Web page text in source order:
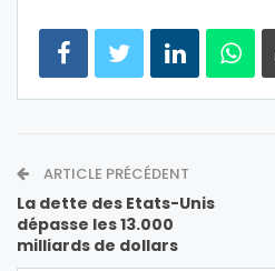
ARTICLE PRÉCÉDENT
La dette des Etats-Unis
dépasse les 13.000
milliards de dollars